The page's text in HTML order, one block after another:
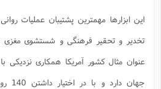
این ابزارها مهمترین پشتیبان عملیات
تخدیر و تحقیر فرهنگی و شستشوی مغزی